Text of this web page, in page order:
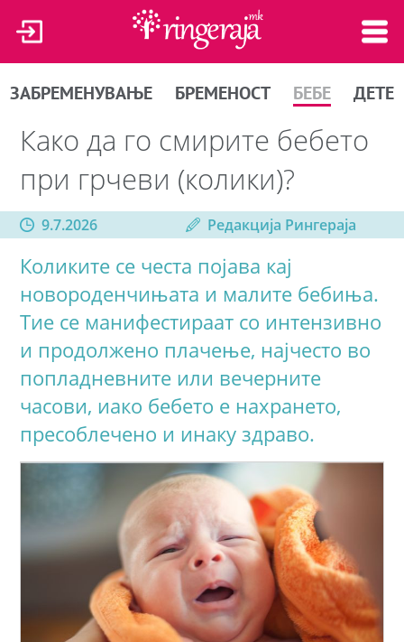
ЗАБРЕМЕНУВАЊЕ БРЕМЕНОСТ БЕБЕ ДЕТЕ
Како да го смирите бебето
при грчеви (колики)?
9.7.2026 Редакција Рингераја
Коликите се честа појава кај
новороденчињата и малите бебиња.
Тие се манифестираат со интензивно
и продолжено плачење, најчесто во
попладневните или вечерните
часови, иако бебето е нахрането,
пресоблечено и инаку здраво.